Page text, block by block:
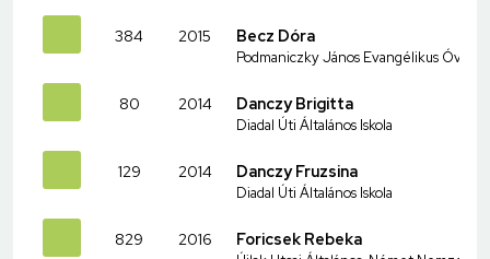
384 2015 Becz Dóra
Podmaniczky János Evangélikus Óvoda
80 2014 Danczy Brigitta
Diadal Úti Általános Iskola
129 2014 Danczy Fruzsina
Diadal Úti Általános Iskola
829 2016 Foricsek Rebeka